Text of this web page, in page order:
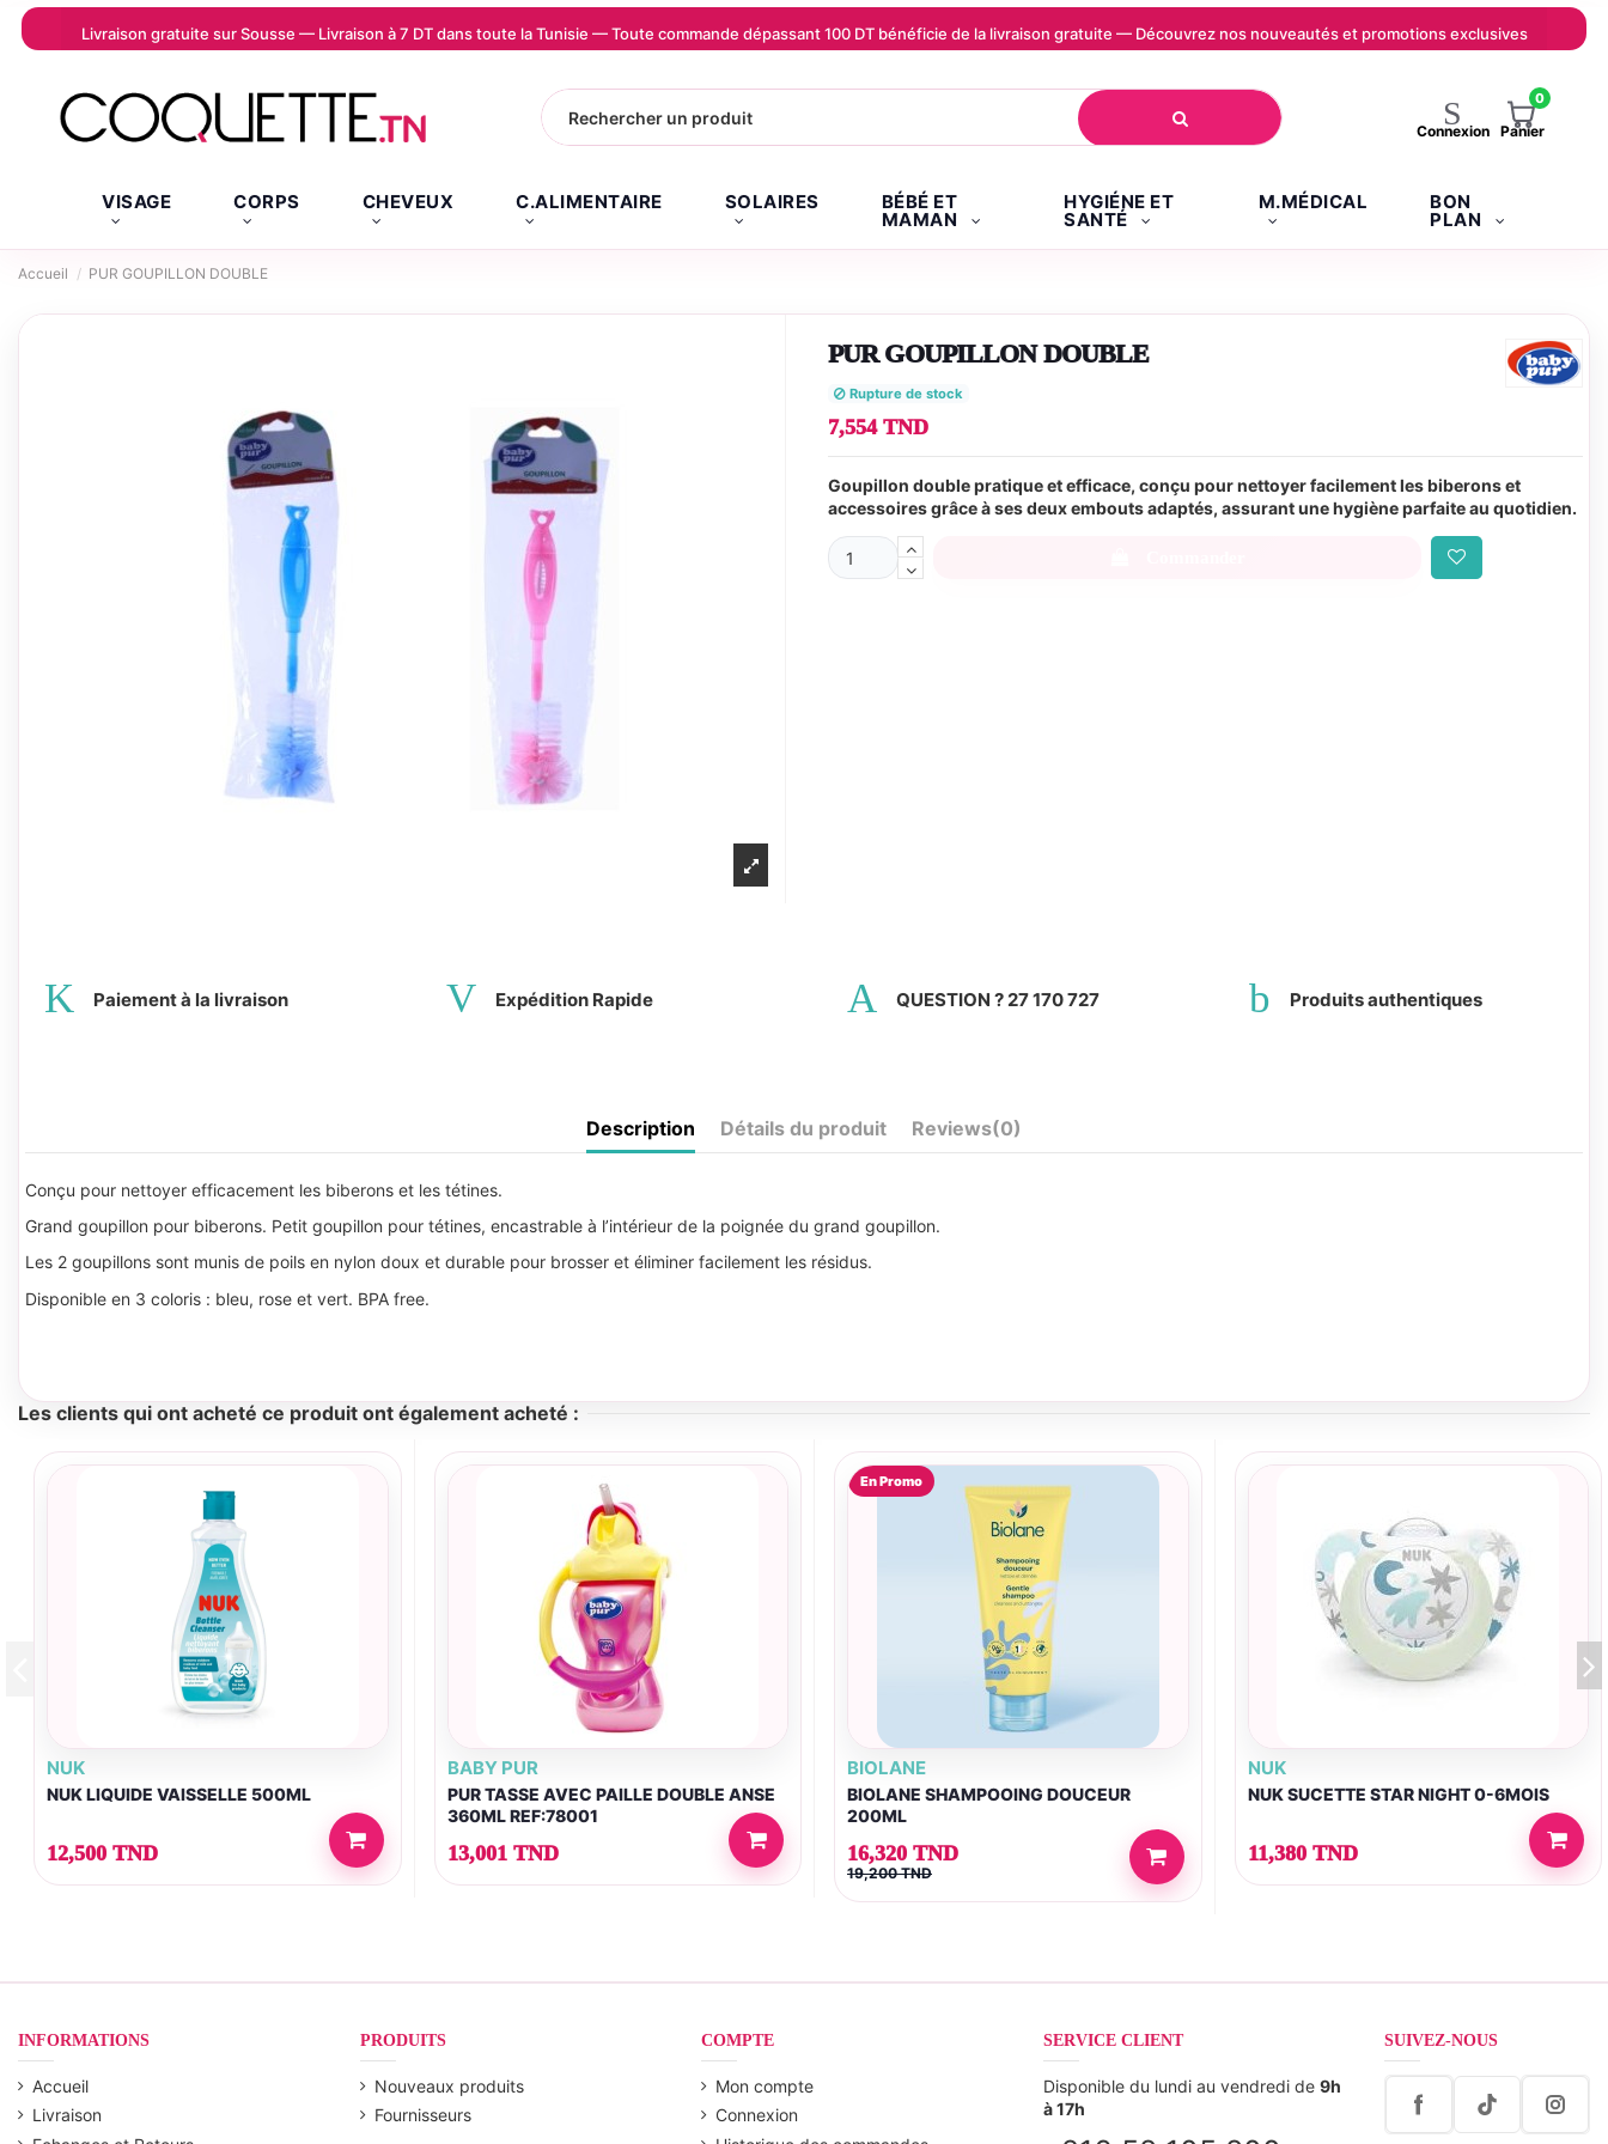
Livraison gratuite sur Sousse — Livraison à 7 DT dans toute la Tunisie — Toute commande dépassant 100 DT bénéficie de la livraison gratuite — Découvrez nos nouveautés et promotions exclusives
Connexion
0
Panier
VISAGE CORPS CHEVEUX C.ALIMENTAIRE SOLAIRES BÉBÉ ET
MAMAN
HYGIÉNE ET
SANTÉ
M.MÉDICAL BON
PLAN
Accueil PUR GOUPILLON DOUBLE
PUR GOUPILLON DOUBLE
Rupture de stock
7,554 TND
Goupillon double pratique et efficace, conçu pour nettoyer facilement les biberons et
accessoires grâce à ses deux embouts adaptés, assurant une hygiène parfaite au quotidien.
Paiement à la livraison Expédition Rapide QUESTION ? 27 170 727 Produits authentiques
Description Détails du produit Reviews(0)
Conçu pour nettoyer efficacement les biberons et les tétines.
Grand goupillon pour biberons. Petit goupillon pour tétines, encastrable à l’intérieur de la poignée du grand goupillon.
Les 2 goupillons sont munis de poils en nylon doux et durable pour brosser et éliminer facilement les résidus.
Disponible en 3 coloris : bleu, rose et vert. BPA free.
Les clients qui ont acheté ce produit ont également acheté :
NUK
NUK LIQUIDE VAISSELLE 500ML
12,500 TND
BABY PUR
PUR TASSE AVEC PAILLE DOUBLE ANSE
360ML REF:78001
13,001 TND
En Promo
BIOLANE
BIOLANE SHAMPOOING DOUCEUR
200ML
16,320 TND
19,200 TND
NUK
NUK SUCETTE STAR NIGHT 0-6MOIS
11,380 TND
INFORMATIONS
Accueil
Livraison
PRODUITS
Nouveaux produits
Fournisseurs
COMPTE
Mon compte
Connexion
SERVICE CLIENT
Disponible du lundi au vendredi de 9h
à 17h
SUIVEZ-NOUS